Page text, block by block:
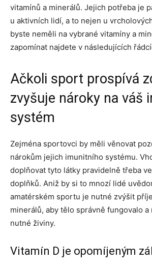
vitamínů a minerálů. Jejich potřeba je
u aktivních lidí, a to nejen u
byste neměli na vybrané vitamíny a
zapomínat najdete v následujících
Ačkoli sport prospívá
zvyšuje nároky na váš
systém
Zejména sportovci by měli věnovat
nárokům jejich imunitního systému.
doplňovat tyto látky pravidelně třeba
doplňků. Aniž by si to mnozí lidé
amatérském sportu je nutné zvýšit
minerálů, aby tělo správně fungovalo a
nutné živiny.
Vitamín D je opomíjeným